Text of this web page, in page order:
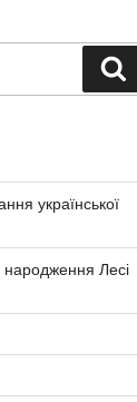
у
української
Лесі